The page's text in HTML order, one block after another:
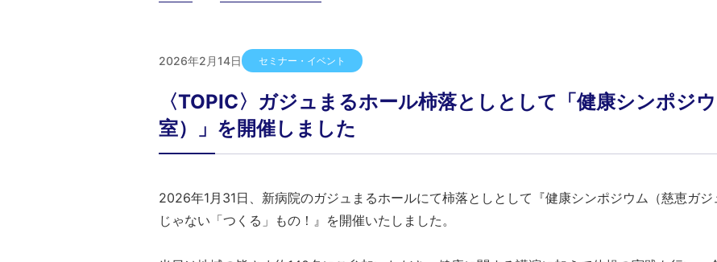
2026年2月14日 セミナー・イベント
〈TOPIC〉ガジュまるホール柿落としとして「健康シンポジ
室）」を開催しました
2026年1月31日、新病院のガジュまるホールにて柿落としとして『健康シンポジウム（慈恵ガ
じゃない「つくる」もの！』を開催いたしました。